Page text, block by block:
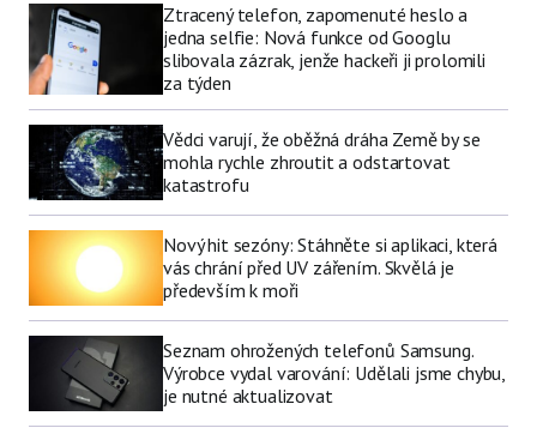
Ztracený telefon, zapomenuté heslo a
jedna selfie: Nová funkce od Googlu
slibovala zázrak, jenže hackeři ji prolomili
za týden
Vědci varují, že oběžná dráha Země by se
mohla rychle zhroutit a odstartovat
katastrofu
Nový hit sezóny: Stáhněte si aplikaci, která
vás chrání před UV zářením. Skvělá je
především k moři
Seznam ohrožených telefonů Samsung.
Výrobce vydal varování: Udělali jsme chybu,
je nutné aktualizovat